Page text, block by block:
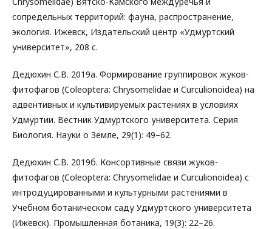
сопредельных территорий: фауна, распространение,
экология. Ижевск, Издательский центр «Удмуртский
университет», 208 с.
Дедюхин С.В. 2019а. Формирование группировок жуков-
фитофагов (Coleoptera: Chrysomelidae и Curculionoidea) на
адвентивных и культивируемых растениях в условиях
Удмуртии. Вестник Удмуртского университета. Серия
Биология. Науки о Земле, 29(1): 49–62.
Дедюхин С.В. 2019б. Консортивные связи жуков-
фитофагов (Coleoptera: Chrysomelidae и Curculionoidea) с
интродуцированными и культурными растениями в
Учебном ботаническом саду Удмуртского университета
(Ижевск). Промышленная ботаника, 19(3): 22–26.